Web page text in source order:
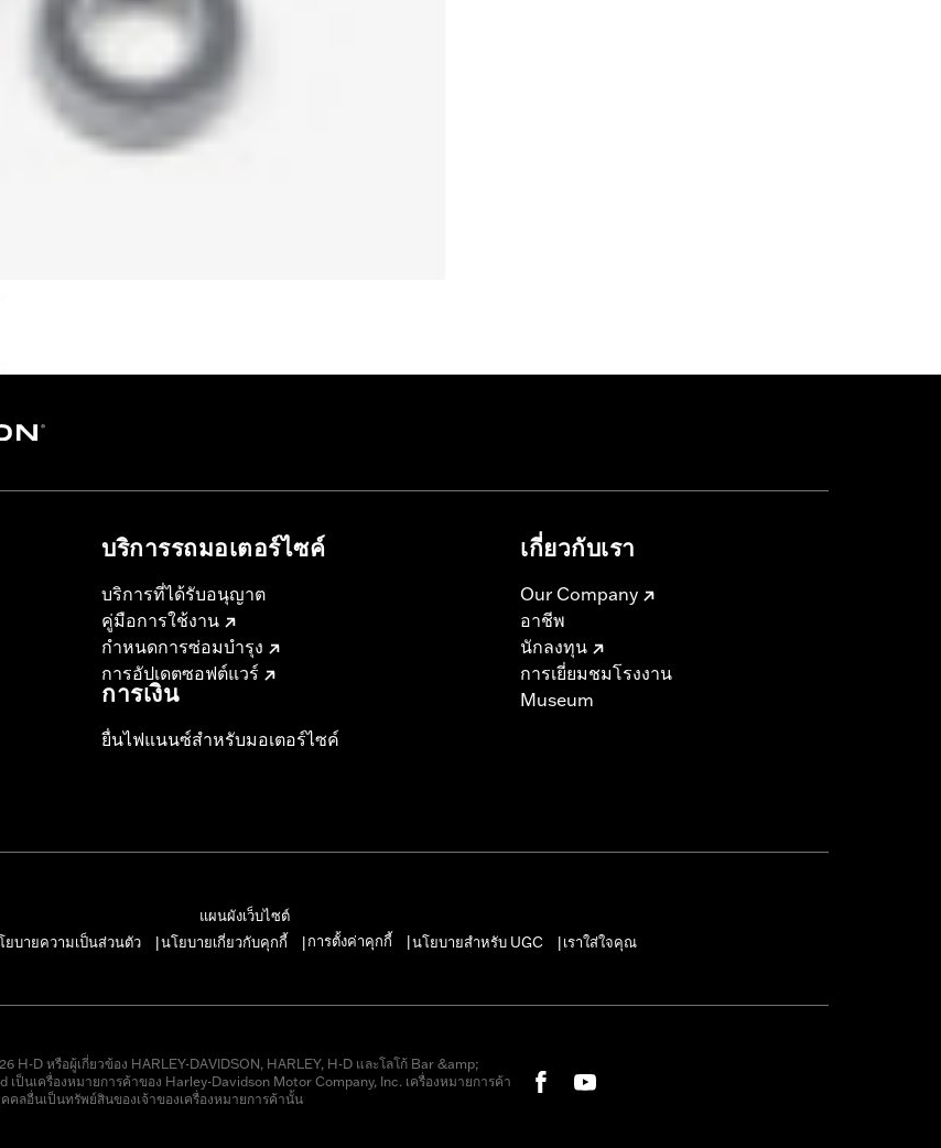
บริการรถมอเตอร์ไซค์​
บริการที่ได้รับอนุญาต
คู่มือการใช้งาน
กำหนดการซ่อมบำรุง
การอัปเดตซอฟต์แวร์
การเงิน
ยื่นไฟแนนซ์สำหรับมอเตอร์ไซค์
เกี่ยวกับเรา
Our Company
อาชีพ
นักลงทุน
การเยี่ยมชมโรงงาน
Museum
แผนผังเว็บไซต์
ยบายความเป็นส่วนตัว นโยบายเกี่ยวกับคุกกี้ การตั้งค่าคุกกี้ นโยบายสำหรับ UGC เราใส่ใจคุณ
H-D หรือผู้เกี่ยวข้อง HARLEY-DAVIDSON, HARLEY, H-D และโลโก้ Bar &amp;
เป็นเครื่องหมายการค้าของ Harley-Davidson Motor Company, Inc. เครื่องหมายการค้า
คลอื่นเป็นทรัพย์สินของเจ้าของเครื่องหมายการค้านั้น